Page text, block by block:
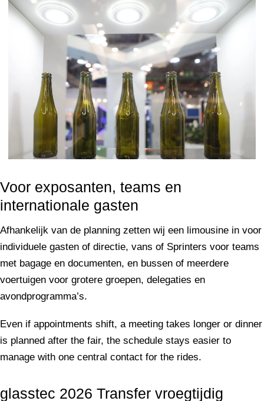
Voor exposanten, teams en
internationale gasten
Afhankelijk van de planning zetten wij een limousine in voor
individuele gasten of directie, vans of Sprinters voor teams
met bagage en documenten, en bussen of meerdere
voertuigen voor grotere groepen, delegaties en
avondprogramma’s.
Even if appointments shift, a meeting takes longer or dinner
is planned after the fair, the schedule stays easier to
manage with one central contact for the rides.
glasstec 2026 Transfer vroegtijdig